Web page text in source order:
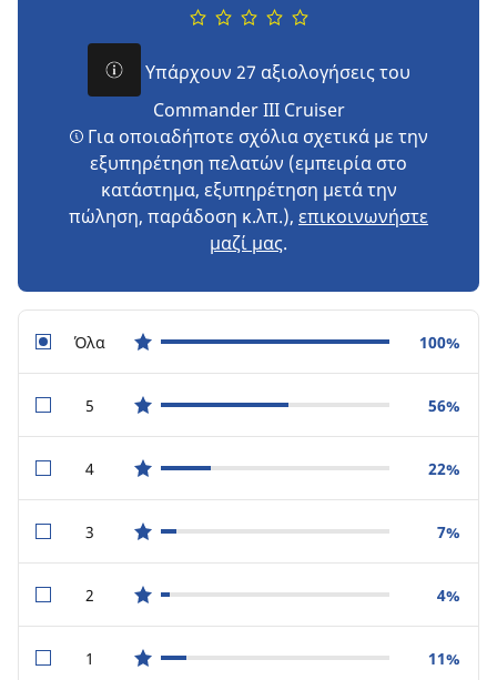
Υπάρχουν 27 αξιολογήσεις του
Commander III Cruiser
Για οποιαδήποτε σχόλια σχετικά με την
εξυπηρέτηση πελατών (εμπειρία στο
κατάστημα, εξυπηρέτηση μετά την
πώληση, παράδοση κ.λπ.), επικοινωνήστε
μαζί μας.
Όλαstar reviews 100%
5star reviews 56%
4star reviews 22%
3star reviews 7%
2star reviews 4%
1star reviews 11%